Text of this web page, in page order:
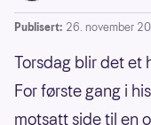
Publisert: 26. november
Torsdag blir det et
For første gang i
motsatt side til en